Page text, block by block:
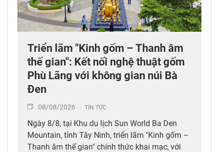
Triển lãm "Kinh gốm – Thanh âm
thế gian": Kết nối nghệ thuật gốm
Phù Lãng với không gian núi Bà
Đen
08/08/2026 TIN TỨC
Ngày 8/8, tại Khu du lịch Sun World Ba Den
Mountain, tỉnh Tây Ninh, triển lãm "Kinh gốm –
Thanh âm thế gian" chính thức khai mạc, với